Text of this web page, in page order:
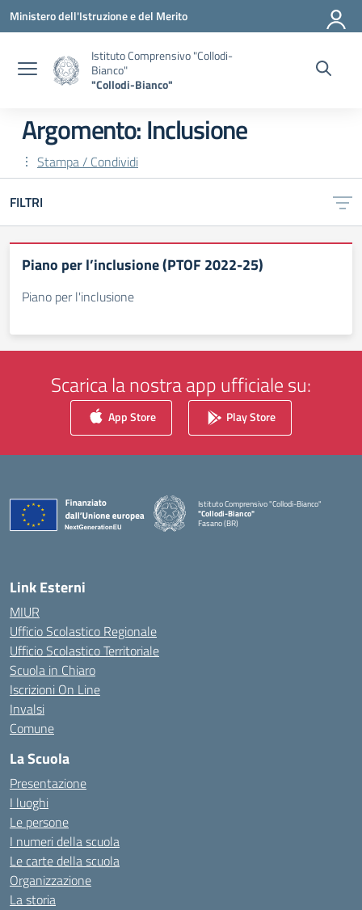
Vai ai contenuti
Vai al menu di navigazione
Vai al footer
Ministero dell'Istruzione e del Merito
Istituto Comprensivo "Collodi-
Bianco"
"Collodi-Bianco"
Argomento: Inclusione
Stampa / Condividi
FILTRI
Piano per l’inclusione (PTOF 2022-25)
Piano per l'inclusione
Scarica la nostra app ufficiale su:
App Store Play Store
Istituto Comprensivo "Collodi-Bianco"
"Collodi-Bianco"
Fasano (BR)
Link Esterni
MIUR
Ufficio Scolastico Regionale
Ufficio Scolastico Territoriale
Scuola in Chiaro
Iscrizioni On Line
Invalsi
Comune
La Scuola
Presentazione
I luoghi
Le persone
I numeri della scuola
Le carte della scuola
Organizzazione
La storia